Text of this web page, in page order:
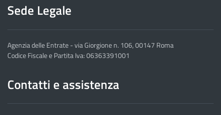
Sede Legale
Agenzia delle Entrate - via Giorgione n. 106, 00147 Roma
Codice Fiscale e Partita Iva: 06363391001
Contatti e assistenza